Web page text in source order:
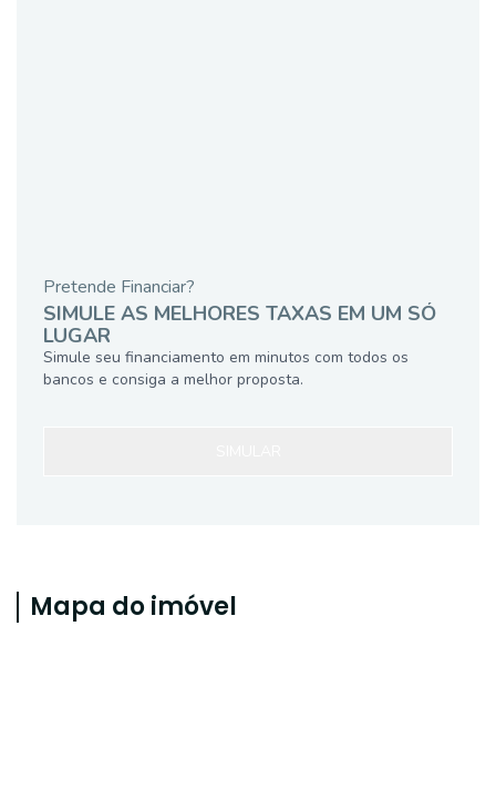
Pretende Financiar?
SIMULE AS MELHORES TAXAS EM UM SÓ
LUGAR
Simule seu financiamento em minutos com todos os
bancos e consiga a melhor proposta.
Mapa do imóvel